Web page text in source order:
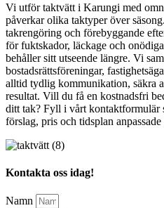
Vi utför taktvätt i Karungi med
påverkar olika taktyper över
takrengöring och förebyggande
för fuktskador, läckage och
behåller sitt utseende längre. Vi
bostadsrättsföreningar,
alltid tydlig kommunikation, säkra
resultat. Vill du få en kostnadsfri
ditt tak? Fyll i vårt kontaktformulär
förslag, pris och tidsplan
Kontakta oss idag!
Namn